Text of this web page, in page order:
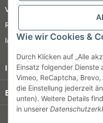
Wie wir Cookies &
Durch Klicken auf „Alle
Einsatz folgender Dienste
Vimeo, ReCaptcha,
die Einstellung jederzeit
unten). Weitere Details
in unserer
Versandinformationen
Retour
Impressum
Informationen
Bezahlung & Versand
©